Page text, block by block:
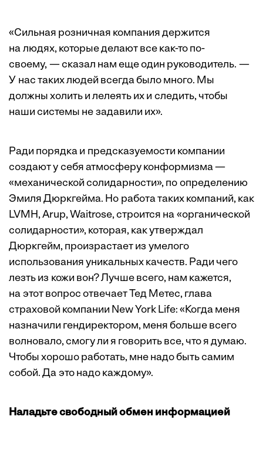
«Сильная розничная компания держится
на людях, которые делают все как-то по-
своему, — сказал нам еще один руководитель. —
У нас таких людей всегда было много. Мы
должны холить и лелеять их и следить, чтобы
наши системы не задавили их».
Ради порядка и предсказуемости компании
создают у себя атмосферу конформизма —
«механической солидарности», по определению
Эмиля Дюркгейма. Но работа таких компаний, как
LVMH, Arup, Waitrose, строится на «органической
солидарности», которая, как утверждал
Дюркгейм, произрастает из умелого
использования уникальных качеств. Ради чего
лезть из кожи вон? Лучше всего, нам кажется,
на этот вопрос отвечает Тед Метес, глава
страховой компании New York Life: «Когда меня
назначили гендиректором, меня больше всего
волновало, смогу ли я говорить все, что я думаю.
Чтобы хорошо работать, мне надо быть самим
собой. Да это надо каждому».
Наладьте свободный обмен информацией